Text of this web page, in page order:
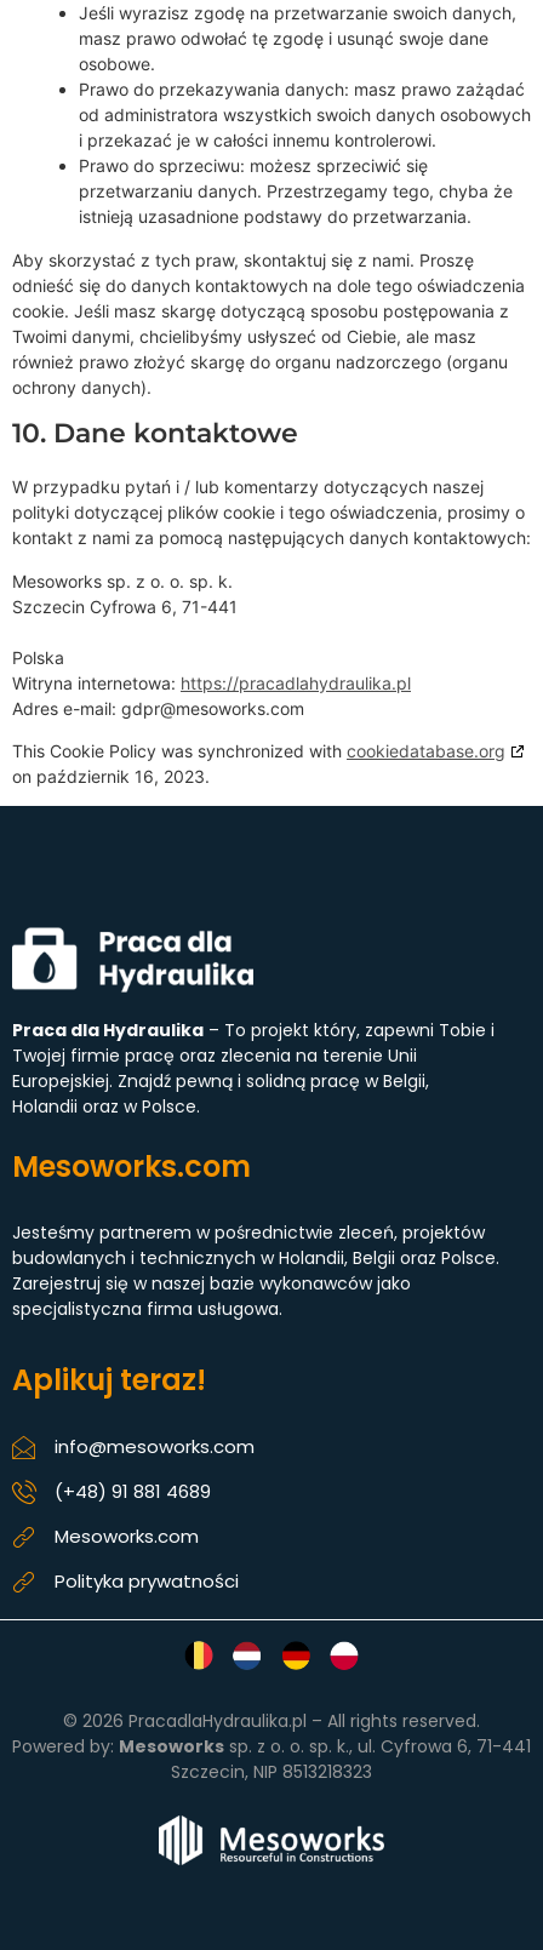
Jeśli wyrazisz zgodę na przetwarzanie swoich danych,
masz prawo odwołać tę zgodę i usunąć swoje dane
osobowe.
Prawo do przekazywania danych: masz prawo zażądać
od administratora wszystkich swoich danych osobowych
i przekazać je w całości innemu kontrolerowi.
Prawo do sprzeciwu: możesz sprzeciwić się
przetwarzaniu danych. Przestrzegamy tego, chyba że
istnieją uzasadnione podstawy do przetwarzania.
Aby skorzystać z tych praw, skontaktuj się z nami. Proszę
odnieść się do danych kontaktowych na dole tego oświadczenia
cookie. Jeśli masz skargę dotyczącą sposobu postępowania z
Twoimi danymi, chcielibyśmy usłyszeć od Ciebie, ale masz
również prawo złożyć skargę do organu nadzorczego (organu
ochrony danych).
10. Dane kontaktowe
W przypadku pytań i / lub komentarzy dotyczących naszej
polityki dotyczącej plików cookie i tego oświadczenia, prosimy o
kontakt z nami za pomocą następujących danych kontaktowych:
Mesoworks sp. z o. o. sp. k.
Szczecin Cyfrowa 6, 71-441
Polska
Witryna internetowa: https://pracadlahydraulika.pl
Adres e-mail: gdpr@mesoworks.com
This Cookie Policy was synchronized with cookiedatabase.org
on październik 16, 2023.
Praca dla Hydraulika – To projekt który, zapewni Tobie i
Twojej firmie pracę oraz zlecenia na terenie Unii
Europejskiej. Znajdź pewną i solidną pracę w Belgii,
Holandii oraz w Polsce.
Mesoworks.com
Jesteśmy partnerem w pośrednictwie zleceń, projektów
budowlanych i technicznych w Holandii, Belgii oraz Polsce.
Zarejestruj się w naszej bazie wykonawców jako
specjalistyczna firma usługowa.
Aplikuj teraz!
info@mesoworks.com
(+48) 91 881 4689
Mesoworks.com
Polityka prywatności
© 2026 PracadlaHydraulika.pl – All rights reserved.
Powered by: Mesoworks sp. z o. o. sp. k., ul. Cyfrowa 6, 71-441
Szczecin, NIP 8513218323